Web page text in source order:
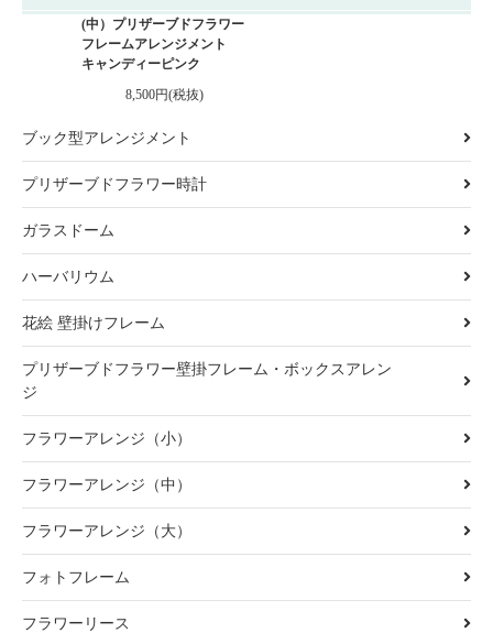
(中）プリザーブドフラワー
フレームアレンジメント
キャンディーピンク
8,500円(税抜)
ブック型アレンジメント
プリザーブドフラワー時計
ガラスドーム
ハーバリウム
花絵 壁掛けフレーム
プリザーブドフラワー壁掛フレーム・ボックスアレン
ジ
フラワーアレンジ（小）
フラワーアレンジ（中）
フラワーアレンジ（大）
フォトフレーム
フラワーリース